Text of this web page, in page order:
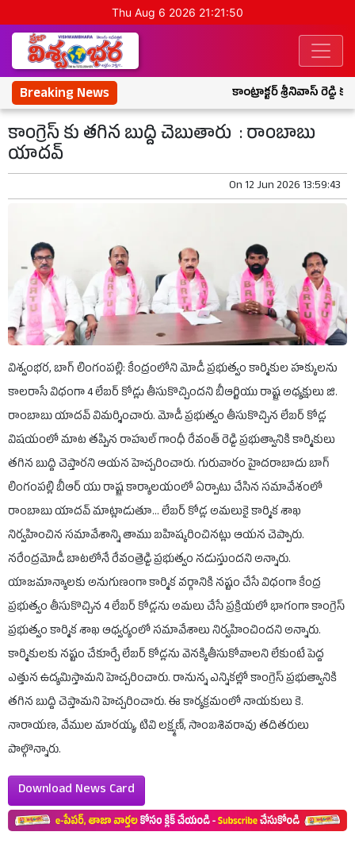
Thu Aug 6 2026 21:21:51
Breaking News కాంట్రాక్టర్ శ్రీనివాస్ రెడ్డి
కాంగ్రెస్ కు తగిన బుద్ది చెబుతారు : రాంబాబు
యాదవ్
On12 Jun 2026 13:59:43
విశ్వంభర, బాగ్ లింగంపల్లి: కేంద్రంలోని మోడీ ప్రభుత్వం కార్మికుల హక్కులను
కాలరాసే విధంగా 4 లేబర్ కోడ్లు తీసుకొచ్చిందని బీఆర్టియు రాష్ట్ర అధ్యక్షులు జి.
రాంబాబు యాదవ్ విమర్శించారు. మోడీ ప్రభుత్వం తీసుకొచ్చిన లేబర్ కోడ్ల
విషయంలో మాట తప్పిన రాహుల్ గాంధీ రేవంత్ రెడ్డి ప్రభుత్వానికి కార్మికులు
తగిన బుద్ది చెప్తారని ఆయన హెచ్చరించారు. గురువారం హైదరాబాదు బాగ్
లింగంపల్లి బీఆర్ యు రాష్ట్ర కార్యాలయంలో ఏర్పాటు చేసిన సమావేశంలో
రాంబాబు యాదవ్ మాట్లాడుతూ... లేబర్ కోడ్ల అమలుకై కార్మిక శాఖ
నిర్వహించిన సమావేశాన్ని తాము బహిష్కరించినట్లు ఆయన చెప్పారు.
నరేంద్రమోడీ బాటలోనే రేవంత్రెడ్డి ప్రభుత్వం నడుస్తుందని అన్నారు.
యాజమాన్యాలకు అనుగుణంగా కార్మిక వర్గానికి నష్టం చేసే విధంగా కేంద్ర
ప్రభుత్వం తీసుకొచ్చిన 4 లేబర్ కోడ్లను అమలు చేసే ప్రక్రియలో భాగంగా కాంగ్రెస్
ప్రభుత్వం కార్మిక శాఖ ఆధ్వర్యంలో సమావేశాలు నిర్వహించిందని అన్నారు.
కార్మికులకు నష్టం చేకూర్చే లేబర్ కోడ్లను వెనక్కితీసుకోవాలని లేకుంటే పెద్ద
ఎత్తున ఉద్యమిస్తామని హెచ్చరించారు. రానున్న ఎన్నికల్లో కాంగ్రెస్ ప్రభుత్వానికి
తగిన బుద్ది చెప్తామని హెచ్చరించారు. ఈ కార్యక్రమంలో నాయకులు కె.
నారాయణ, వేముల మారయ్య, టివి లక్ష్మణ్, సాంబశివరావు తదితరులు
పాల్గొన్నారు.
Download News Card